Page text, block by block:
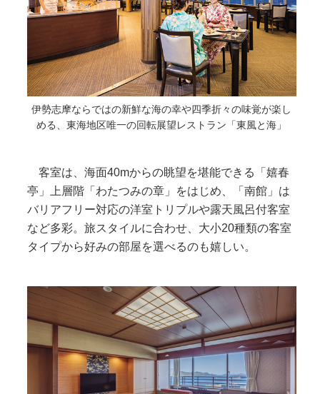
伊勢志摩ならではの新鮮な海の幸や四季折々の味覚が楽し
める、東海地区唯一の回転展望レストラン「東風と海」
客室は、海面40mからの眺望を堪能できる「嬉春
亭」上層階「わたつみの章」をはじめ、「南館」は
バリアフリー対応の洋室トリプルや露天風呂付客室
など多彩。旅スタイルに合わせ、大小20種類の客室
タイプから好みの部屋を選べるのも嬉しい。